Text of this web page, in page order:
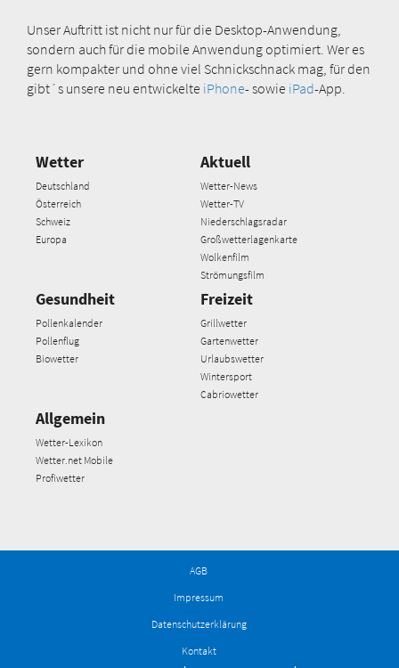
Unser Auftritt ist nicht nur für die Desktop-Anwendung,
sondern auch für die mobile Anwendung optimiert. Wer es
gern kompakter und ohne viel Schnickschnack mag, für den
gibt´s unsere neu entwickelte iPhone- sowie iPad-App.
Wetter
Deutschland
Österreich
Schweiz
Europa
Aktuell
Wetter-News
Wetter-TV
Niederschlagsradar
Großwetterlagenkarte
Wolkenfilm
Strömungsfilm
Gesundheit
Pollenkalender
Pollenflug
Biowetter
Freizeit
Grillwetter
Gartenwetter
Urlaubswetter
Wintersport
Cabriowetter
Allgemein
Wetter-Lexikon
Wetter.net Mobile
Profiwetter
AGB
Impressum
Datenschutzerklärung
Kontakt